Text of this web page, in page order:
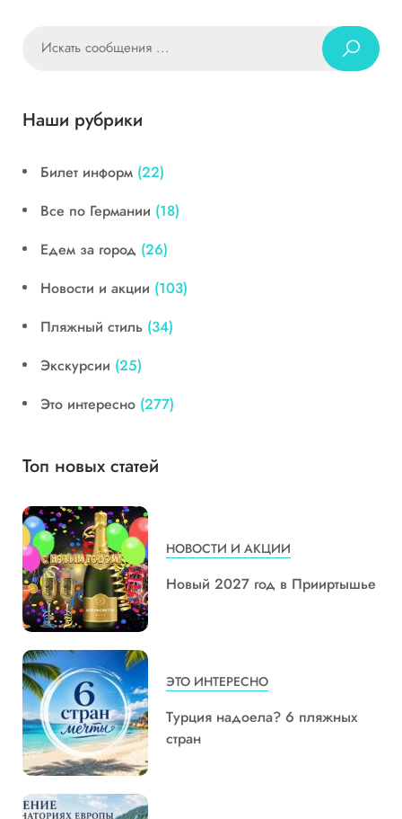
Наши рубрики
Билет информ (22)
Все по Германии (18)
Едем за город (26)
Новости и акции (103)
Пляжный стиль (34)
Экскурсии (25)
Это интересно (277)
Топ новых статей
НОВОСТИ И АКЦИИ
Новый 2027 год в Прииртышье
ЭТО ИНТЕРЕСНО
Турция надоела? 6 пляжных
стран